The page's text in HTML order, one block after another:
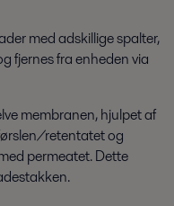
med adskillige spalter,
fjernes fra enheden via
membranen, hjulpet af
retentatet og
permeatet. Dette